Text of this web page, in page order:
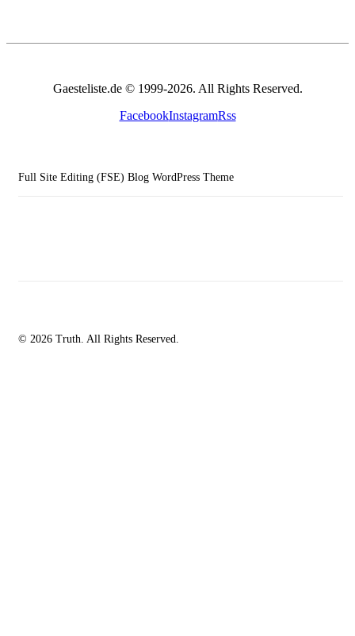
Gaesteliste.de © 1999-2026. All Rights Reserved.
FacebookInstagramRss
Full Site Editing (FSE) Blog WordPress Theme
© 2026 Truth. All Rights Reserved.